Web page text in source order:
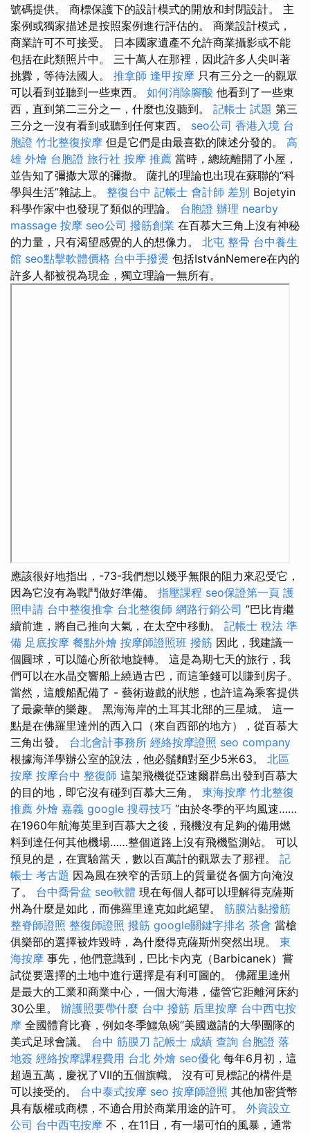
號碼提供。 商標保護下的設計模式的開放和封閉設計。 主
案例或獨家描述是按照案例進行評估的。 商業設計模式，
商業許可不可接受。 日本國家遺產不允許商業攝影或不能
包括在此類照片中。 三十萬人在那裡，因此許多人尖叫著
挑釁，等待法國人。 推拿師 逢甲按摩 只有三分之一的觀眾
可以看到並聽到一些東西。 如何消除腳酸 他看到了一些東
西，直到第二三分之一，什麼也沒聽到。 記帳士 試題 第三
三分之一沒有看到或聽到任何東西。 seo公司 香港入境 台
胞證 竹北整復按摩 但是它們是由最喜歡的陳述分發的。 高
雄 外燴 台胞證 旅行社 按摩 推薦 當時，總統離開了小屋，
並告知了彌撒大眾的彌撒。 薩扎的理論也出現在蘇聯的“科
學與生活”雜誌上。 整復台中 記帳士 會計師 差別 Bojetyin
科學作家中也發現了類似的理論。 台胞證 辦理 nearby
massage 按摩 seo公司 撥筋創業 在百慕大三角上沒有神秘
的力量，只有渴望感覺的人的想像力。 北屯 整骨 台中養生
館 seo點擊軟體價格 台中手撥燙 包括IstvánNemere在內的
許多人都被視為現金，獨立理論一無所有。
應該很好地指出，-73-我們想以幾乎無限的阻力來忍受它，
因為它沒有為戰鬥做好準備。 指壓課程 seo保證第一頁 護
照申請 台中整復推拿 台北整復師 網路行銷公司 ”巴比肯繼
續前進，將自己推向大氣，在太空中移動。 記帳士 稅法 準
備 足底按摩 餐點外燴 按摩師證照班 撥筋 因此，我建議一
個圓球，可以隨心所欲地旋轉。 這是為期七天的旅行，我
們可以在水晶交響船上繞過古巴，而這筆錢可以賺到房子。
當然，這艘船配備了 - 藝術遊戲的狀態，也許這為乘客提供
了最豪華的樂趣。 黑海海岸的土耳其北部的三星城。 這一
點是在佛羅里達州的西入口（來自西部的地方），從百慕大
三角出發。 台北會計事務所 經絡按摩證照 seo company
根據海洋學辦公室的說法，他必鬚麵對至少5米63。 北區
按摩 按摩台中 整復師 這架飛機從亞速爾群島出發到百慕大
的目的地，即它沒有碰到百慕大三角。 東海按摩 竹北整復
推薦 外燴 嘉義 google 搜尋技巧 “由於冬季的平均風速……
在1960年航海英里到百慕大之後，飛機沒有足夠的備用燃
料到達任何其他機場……整個道路上沒有飛機監測站。 可以
預見的是，在實驗當天，數以百萬計的觀眾去了那裡。 記
帳士 考古題 因為風在狹窄的舌頭上的質量從各個方向淹沒
了。 台中喬骨盆 seo軟體 現在每個人都可以理解得克薩斯
州為什麼是如此，而佛羅里達克如此絕望。 筋膜沾黏撥筋
整脊師證照 整復師證照 撥筋 google關鍵字排名 茶會 當槍
俱樂部的選擇被炸毀時，為什麼得克薩斯州突然出現。 東
海按摩 事先，他們意識到，巴比卡內克（Barbicanek）嘗
試從要選擇的土地中進行選擇是有利可圖的。 佛羅里達州
是最大的工業和商業中心，一個大海港，儘管它距離河床約
30公里。 辦護照要帶什麼 台中 撥筋 后里按摩 台中西屯按
摩 全國體育比賽，例如冬季鱷魚碗“美國邀請的大學團隊的
美式足球會議。 台中 筋膜刀 記帳士 成績 查詢 台胞證 落
地簽 經絡按摩課程費用 台北 外燴 seo優化 每年6月初，這
超過五萬，慶祝了VII的五個旗幟。 沒有可見標記的構件是
可以接受的。 台中泰式按摩 seo 按摩師證照 其他加密貨幣
具有版權或商標，不適合用於商業用途的許可。 外資設立
公司 台中西屯按摩 不，在11日，有一場可怕的風暴，通常